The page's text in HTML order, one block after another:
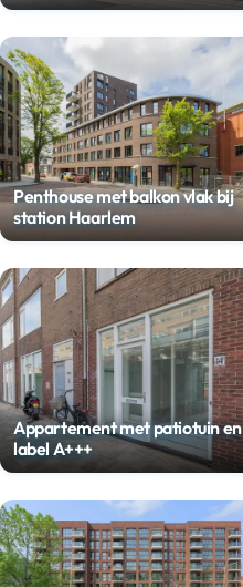
Penthouse met balkon vlak bij
station Haarlem
Appartement met patiotuin en
label A+++